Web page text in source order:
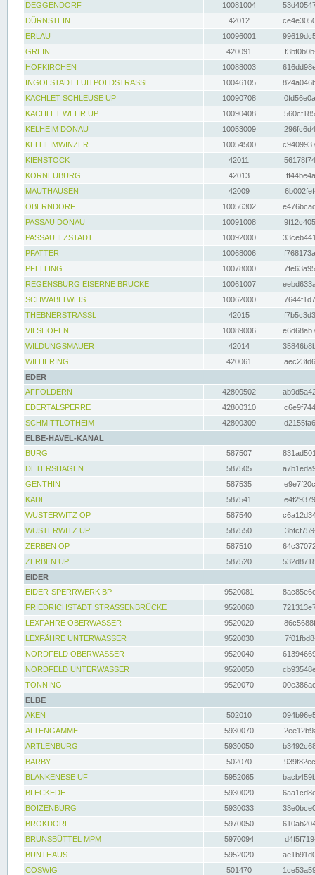
DEGGENDORF
10081004
DÜRNSTEIN
42012
ERLAU
10096001
GREIN
420091
HOFKIRCHEN
10088003
INGOLSTADT LUITPOLDSTRASSE
10046105
KACHLET SCHLEUSE UP
10090708
KACHLET WEHR UP
10090408
KELHEIM DONAU
10053009
KELHEIMWINZER
10054500
KIENSTOCK
42011
KORNEUBURG
42013
MAUTHAUSEN
42009
OBERNDORF
10056302
PASSAU DONAU
10091008
PASSAU ILZSTADT
10092000
PFATTER
10068006
PFELLING
10078000
REGENSBURG EISERNE BRÜCKE
10061007
SCHWABELWEIS
10062000
THEBNERSTRASSL
42015
VILSHOFEN
10089006
WILDUNGSMAUER
42014
WILHERING
420061
EDER
AFFOLDERN
42800502
EDERTALSPERRE
42800310
SCHMITTLOTHEIM
42800309
ELBE-HAVEL-KANAL
BURG
587507
DETERSHAGEN
587505
GENTHIN
587535
KADE
587541
WUSTERWITZ OP
587540
WUSTERWITZ UP
587550
ZERBEN OP
587510
ZERBEN UP
587520
EIDER
EIDER-SPERRWERK BP
9520081
FRIEDRICHSTADT STRASSENBRÜCKE
9520060
LEXFÄHRE OBERWASSER
9520020
LEXFÄHRE UNTERWASSER
9520030
NORDFELD OBERWASSER
9520040
NORDFELD UNTERWASSER
9520050
TÖNNING
9520070
ELBE
AKEN
502010
ALTENGAMME
5930070
ARTLENBURG
5930050
BARBY
502070
BLANKENESE UF
5952065
BLECKEDE
5930020
BOIZENBURG
5930033
BROKDORF
5970050
BRUNSBÜTTEL MPM
5970094
BUNTHAUS
5952020
COSWIG
501470